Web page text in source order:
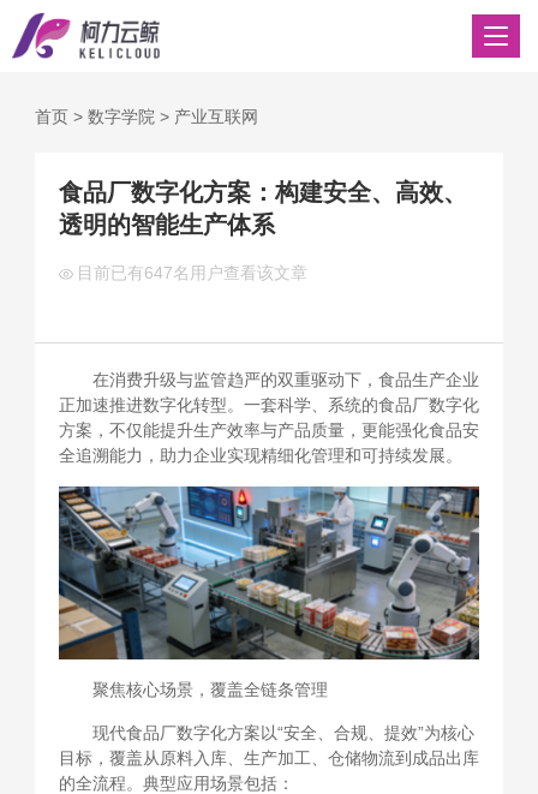
首页> 数字学院 > 产业互联网
食品厂数字化方案：构建安全、高效、
透明的智能生产体系
目前已有647名用户查看该文章
在消费升级与监管趋严的双重驱动下，食品生产企业
正加速推进数字化转型。一套科学、系统的食品厂数字化
方案，不仅能提升生产效率与产品质量，更能强化食品安
全追溯能力，助力企业实现精细化管理和可持续发展。
聚焦核心场景，覆盖全链条管理
现代食品厂数字化方案以“安全、合规、提效”为核心
目标，覆盖从原料入库、生产加工、仓储物流到成品出库
的全流程。典型应用场景包括：